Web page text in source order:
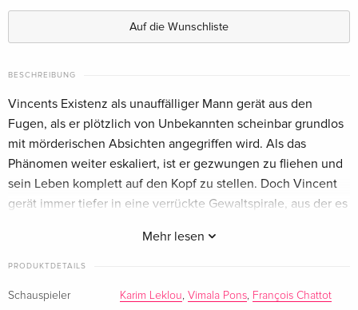
Französisch
Italienisch
Auf die Wunschliste
BESCHREIBUNG
Mehr lesen
Vincents Existenz als unauffälliger Mann gerät aus den
Fugen, als er plötzlich von Unbekannten scheinbar grundlos
mit mörderischen Absichten angegriffen wird. Als das
Phänomen weiter eskaliert, ist er gezwungen zu fliehen und
sein Leben komplett auf den Kopf zu stellen. Doch Vincent
gerät immer tiefer in eine verrückte Gewaltspirale, aus der es
PRODUKTDETAILS
Schauspieler Karim Leklou, Vimala Pons, François Chattot